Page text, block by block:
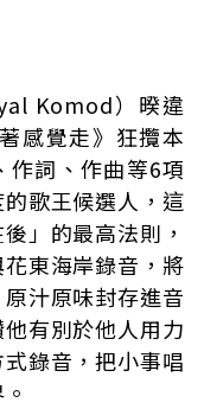
Komod）暌違
感覺走》狂攬本
作詞、作曲等6項
歌王候選人，這
」的最高法則，
東海岸錄音，將
汁原味封存進音
有別於他人用力
錄音，把小事唱